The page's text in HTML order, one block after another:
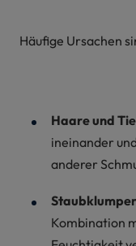
Häufige Ursachen
Haare und
ineinander
anderer
Kombination